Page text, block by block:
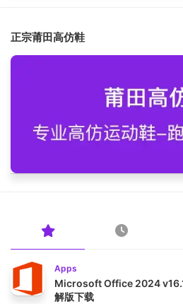
正宗莆田高仿鞋
Apps
Microsoft Office 2024
解版下载